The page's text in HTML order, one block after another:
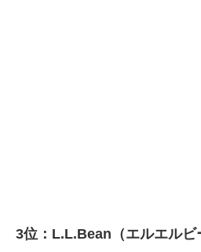
3位：L.L.Bean（エルエルビ